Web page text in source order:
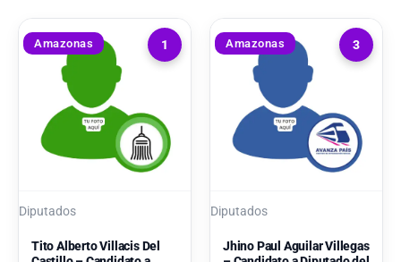
1
Amazonas
Diputados
Tito Alberto Villacis Del
3
Amazonas
Diputados
Jhino Paul Aguilar Villegas